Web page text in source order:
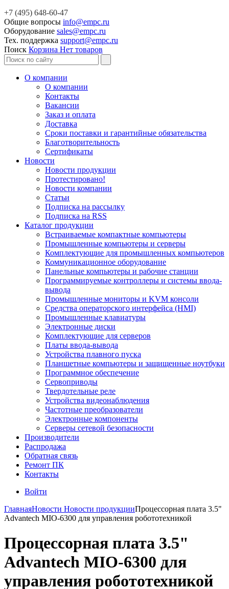
+7 (495) 648-60-47
Общие вопросы info@empc.ru
Оборудование sales@empc.ru
Тех. поддержка support@empc.ru
Поиск Корзина Нет товаров
О компании
О компании
Контакты
Вакансии
Заказ и оплата
Доставка
Сроки поставки и гарантийные обязательства
Благотворительность
Сертификаты
Новости
Новости продукции
Протестировано!
Новости компании
Статьи
Подписка на рассылку
Подписка на RSS
Каталог продукции
Встраиваемые компактные компьютеры
Промышленные компьютеры и серверы
Комплектующие для промышленных компьютеров
Коммуникационное оборудование
Панельные компьютеры и рабочие станции
Программируемые контроллеры и системы ввода-
вывода
Промышленные мониторы и KVM консоли
Средства операторского интерфейса (HMI)
Промышленные клавиатуры
Электронные диски
Комплектующие для серверов
Платы ввода-вывода
Устройства плавного пуска
Планшетные компьютеры и защищенные ноутбуки
Программное обеспечение
Сервоприводы
Твердотельные реле
Устройства видеонаблюдения
Частотные преобразователи
Электронные компоненты
Серверы сетевой безопасности
Производители
Распродажа
Обратная связь
Ремонт ПК
Контакты
Войти
ГлавнаяНовости Новости продукцииПроцессорная плата 3.5"
Advantech MIO-6300 для управления робототехникой
Процессорная плата 3.5"
Advantech MIO-6300 для
управления робототехникой